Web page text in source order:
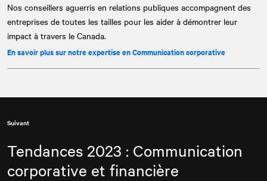
Nos conseillers aguerris en relations publiques accompagnent des
entreprises de toutes les tailles pour les aider à démontrer leur
impact à travers le Canada.
En savoir plus sur notre expertise en Communication corporative
Suivant
Tendances 2023 : Communication
corporative et financière